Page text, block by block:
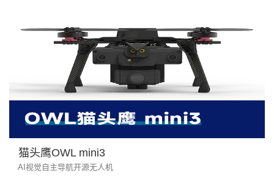
猫头鹰OWL mini3
AI视觉自主导航开源无人机